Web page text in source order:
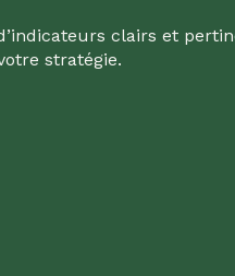
clairs et
stratégie.